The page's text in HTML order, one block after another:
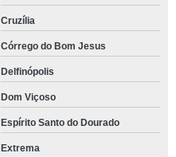
Cruzília
Córrego do Bom Jesus
Delfinópolis
Dom Viçoso
Espírito Santo do Dourado
Extrema